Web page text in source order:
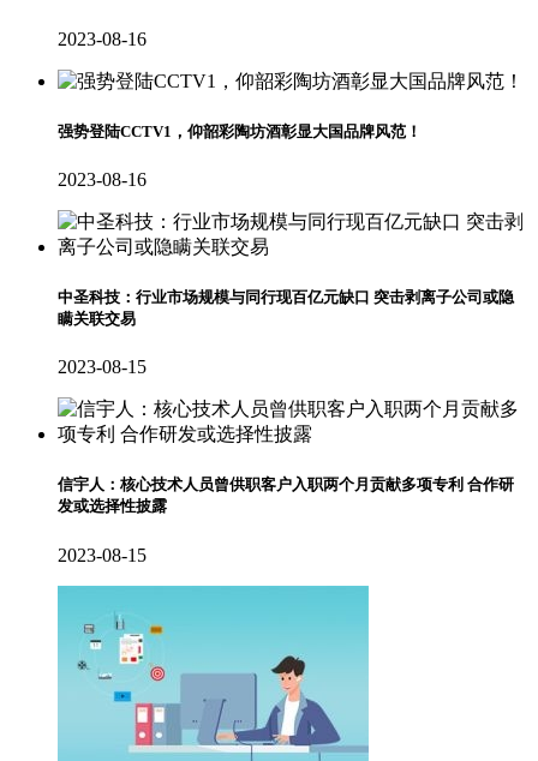
2023-08-16
强势登陆CCTV1，仰韶彩陶坊酒彰显大国品牌风范！
2023-08-16
中圣科技：行业市场规模与同行现百亿元缺口 突击剥离子公司或隐
瞒关联交易
2023-08-15
信宇人：核心技术人员曾供职客户入职两个月贡献多项专利 合作研
发或选择性披露
2023-08-15